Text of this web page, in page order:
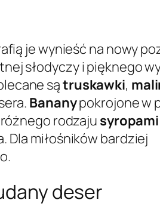
je wynieść na nowy
słodyczy i pięknego
sątruskawki,
Bananypokrojone w
rodzaju syropami
Dla miłośników bardziej
deser